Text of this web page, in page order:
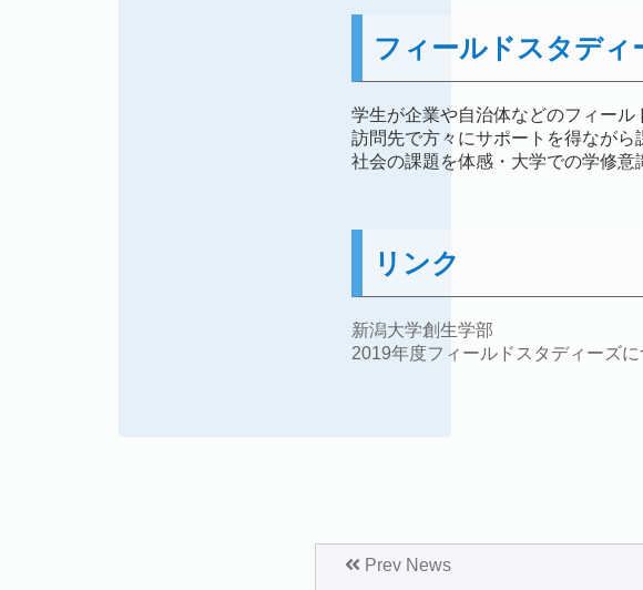
フィールドスタディ
学生が企業や自治体などのフィール
訪問先で方々にサポートを得ながら
社会の課題を体感・大学での学修意
リンク
新潟大学創生学部
2019年度フィールドスタディーズ
Prev News